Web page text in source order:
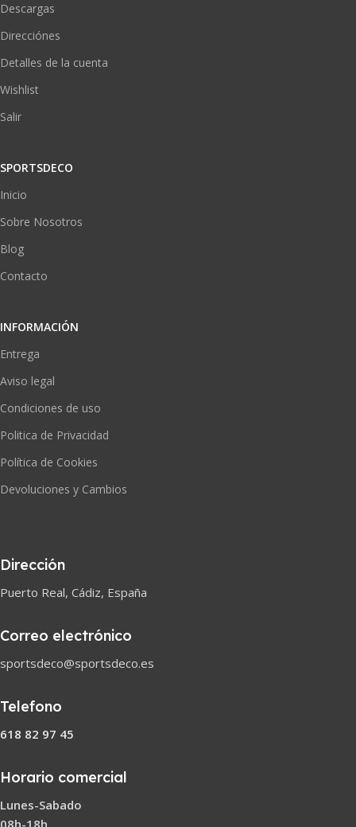
Descargas
Direcciónes
Detalles de la cuenta
Wishlist
Salir
SPORTSDECO
Inicio
Sobre Nosotros
Blog
Contacto
INFORMACIÓN
Entrega
Aviso legal
Condiciones de uso
Politica de Privacidad
Política de Cookies
Devoluciones y Cambios
Dirección
Puerto Real, Cádiz, España
Correo electrónico
sportsdeco@sportsdeco.es
Telefono
618 82 97 45
Horario comercial
Lunes-Sabado